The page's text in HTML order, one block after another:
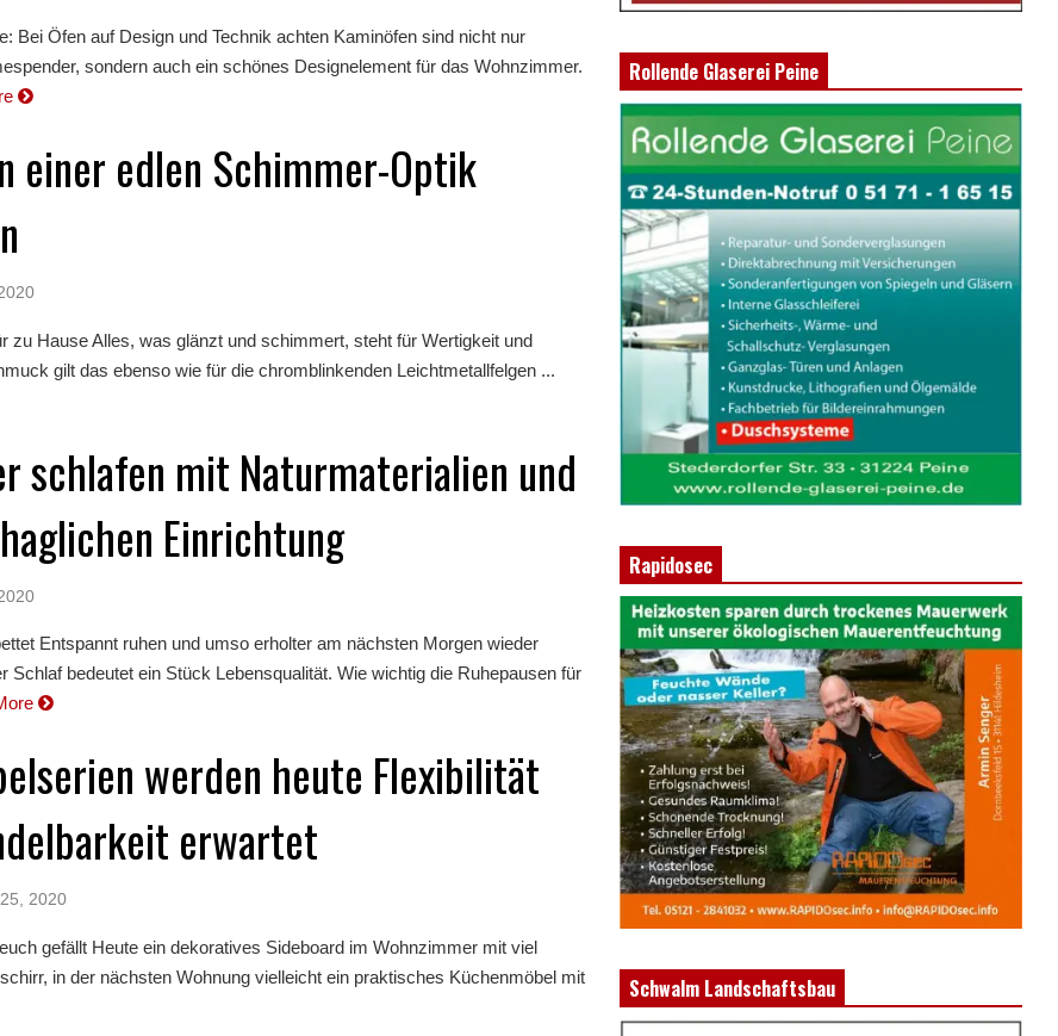
Bei Öfen auf Design und Technik achten Kaminöfen sind nicht nur
sondern auch ein schönes Designelement für das Wohnzimmer.
einer edlen Schimmer-Optik
zu Hause Alles, was glänzt und schimmert, steht für Wertigkeit und
gilt das ebenso wie für die chromblinkenden Leichtmetallfelgen ...
schlafen mit Naturmaterialien und
Einrichtung
Entspannt ruhen und umso erholter am nächsten Morgen wieder
Schlaf bedeutet ein Stück Lebensqualität. Wie wichtig die Ruhepausen für
werden heute Flexibilität
erwartet
2020
gefällt Heute ein dekoratives Sideboard im Wohnzimmer mit viel
in der nächsten Wohnung vielleicht ein praktisches Küchenmöbel mit
Rollende Glaserei Peine
Rapidosec
Schwalm Landschaftsbau